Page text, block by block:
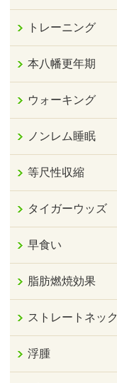
トレーニング
本八幡更年期
ウォーキング
ノンレム睡眠
等尺性収縮
タイガーウッズ
早食い
脂肪燃焼効果
ストレートネック
浮腫